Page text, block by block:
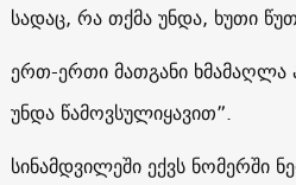
სადაც, რა თქმა უნდა, ხუთი
ერთ-ერთი მათგანი ხმამაღლა
უნდა წამოვსულიყავით”.
სინამდვილეში ექვს ნომერში